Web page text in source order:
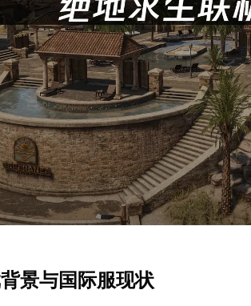
景与国际服现状